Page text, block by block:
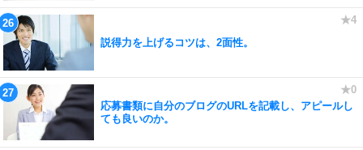
説得力を上げるコツは、2面性。
応募書類に自分のブログのURLを記載し、アピールし
ても良いのか。